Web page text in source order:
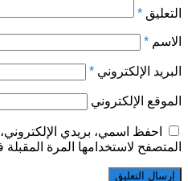
التعليق *
الاسم *
البريد الإلكتروني *
الموقع الإلكتروني
احفظ اسمي، بريدي
المتصفح لاستخدامها المرة